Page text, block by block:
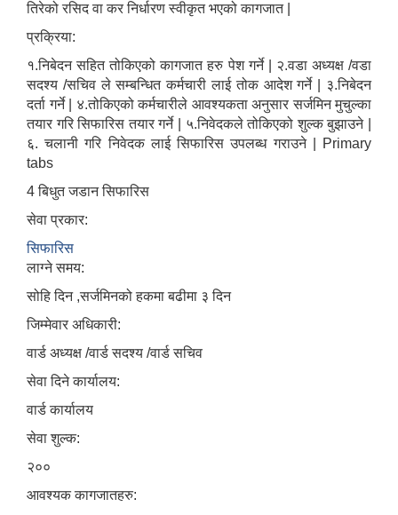
तिरेको रसिद वा कर निर्धारण स्वीकृत भएको कागजात |
प्रक्रिया:
१.निबेदन सहित तोकिएको कागजात हरु पेश गर्ने | २.वडा अध्यक्ष /वडा
सदश्य /सचिव ले सम्बन्धित कर्मचारी लाई तोक आदेश गर्ने | ३.निबेदन
दर्ता गर्ने | ४.तोकिएको कर्मचारीले आवश्यकता अनुसार सर्जमिन मुचुल्का
तयार गरि सिफारिस तयार गर्ने | ५.निवेदकले तोकिएको शुल्क बुझाउने |
६. चलानी गरि निवेदक लाई सिफारिस उपलब्ध गराउने | Primary
tabs
4 बिधुत जडान सिफारिस
सेवा प्रकार:
सिफारिस
लाग्ने समय:
सोहि दिन ,सर्जमिनको हकमा बढीमा ३ दिन
जिम्मेवार अधिकारी:
वार्ड अध्यक्ष /वार्ड सदश्य /वार्ड सचिव
सेवा दिने कार्यालय:
वार्ड कार्यालय
सेवा शुल्क:
२००
आवश्यक कागजातहरु: